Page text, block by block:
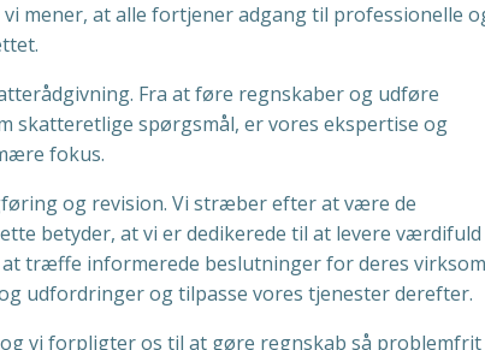
mener, at alle fortjener adgang til professionelle
Fra at føre regnskaber og udføre
skatteretlige spørgsmål, er vores ekspertise og
fokus.
og revision. Vi stræber efter at være de
betyder, at vi er dedikerede til at levere værdifuld
træffe informerede beslutninger for deres
udfordringer og tilpasse vores tjenester derefter.
vi forpligter os til at gøre regnskab så problemfrit